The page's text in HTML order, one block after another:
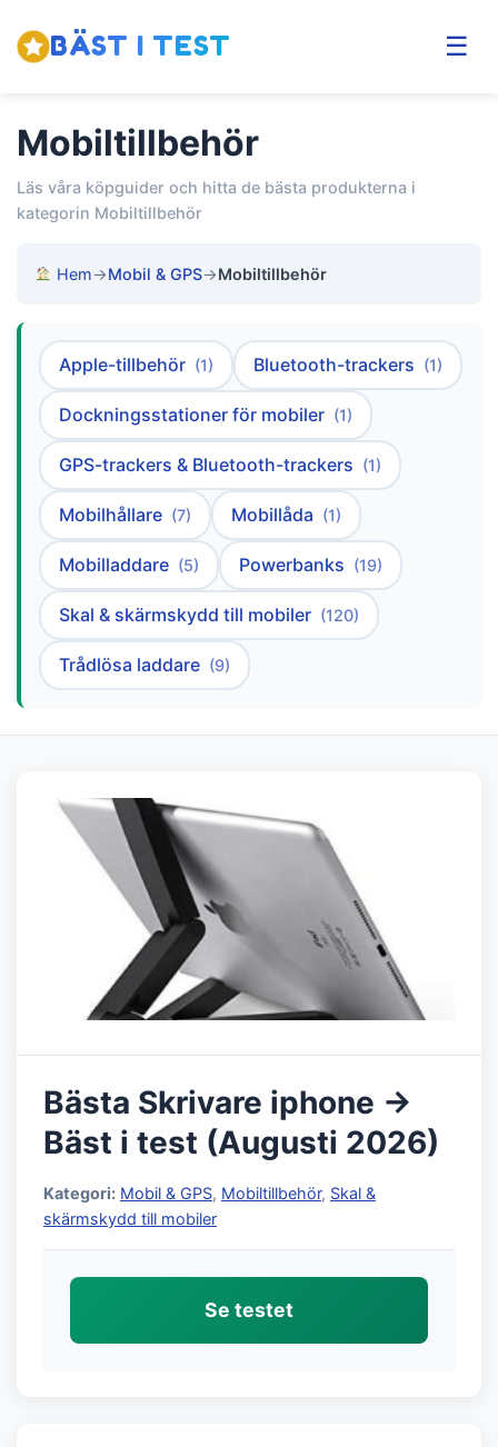
BÄST I TEST ☰
Mobiltillbehör
Läs våra köpguider och hitta de bästa produkterna i
kategorin Mobiltillbehör
Hem→Mobil & GPS→Mobiltillbehör
Apple-tillbehör (1) Bluetooth-trackers (1)
Dockningsstationer för mobiler (1)
GPS-trackers & Bluetooth-trackers (1)
Mobilhållare (7) Mobillåda (1)
Mobilladdare (5) Powerbanks (19)
Skal & skärmskydd till mobiler (120)
Trådlösa laddare (9)
Bästa Skrivare iphone →
Bäst i test (Augusti 2026)
Kategori: Mobil & GPS, Mobiltillbehör, Skal &
skärmskydd till mobiler
Se testet